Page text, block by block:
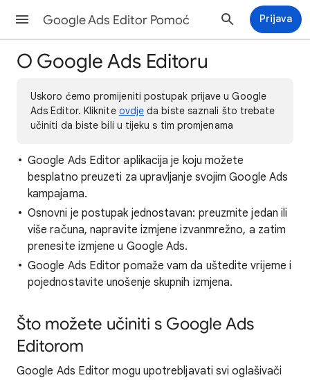
Google Ads Editor Pomoć Prijava
O Google Ads Editoru
Uskoro ćemo promijeniti postupak prijave u Google
Ads Editor. Kliknite ovdje da biste saznali što trebate
učiniti da biste bili u tijeku s tim promjenama
Google Ads Editor aplikacija je koju možete
besplatno preuzeti za upravljanje svojim Google Ads
kampajama.
Osnovni je postupak jednostavan: preuzmite jedan ili
više računa, napravite izmjene izvanmrežno, a zatim
prenesite izmjene u Google Ads.
Google Ads Editor pomaže vam da uštedite vrijeme i
pojednostavite unošenje skupnih izmjena.
Što možete učiniti s Google Ads
Editorom
Google Ads Editor mogu upotrebljavati svi oglašivači